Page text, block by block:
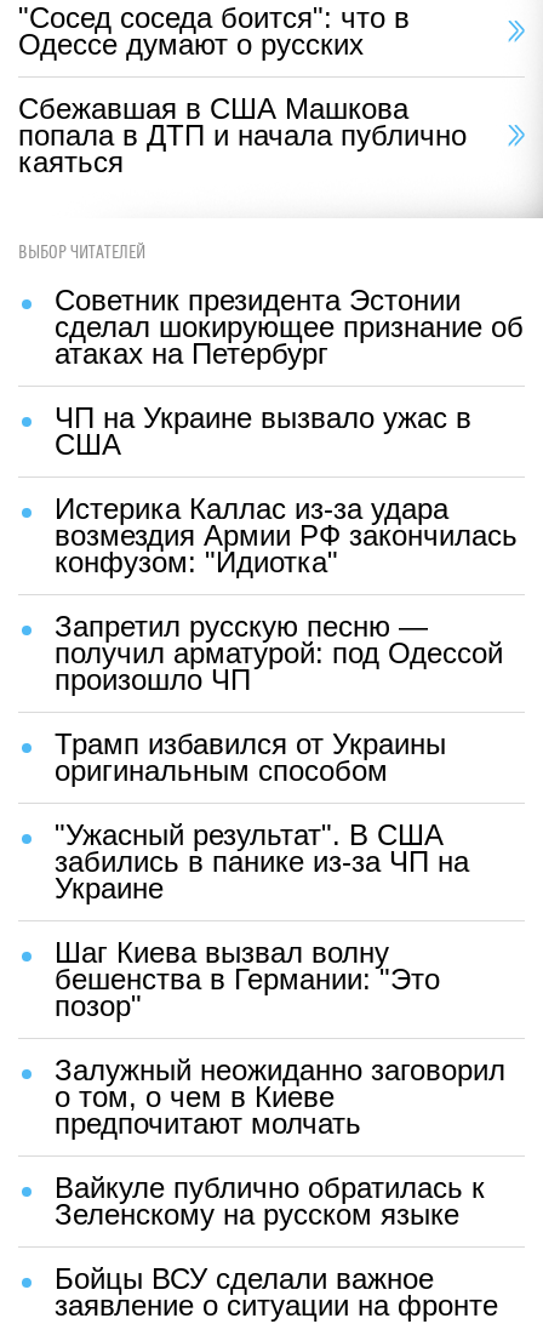
"Сосед соседа боится": что в
Одессе думают о русских
Сбежавшая в США Машкова
попала в ДТП и начала публично
каяться
ВЫБОР ЧИТАТЕЛЕЙ
Советник президента Эстонии
сделал шокирующее признание об
атаках на Петербург
ЧП на Украине вызвало ужас в
США
Истерика Каллас из-за удара
возмездия Армии РФ закончилась
конфузом: "Идиотка"
Запретил русскую песню —
получил арматурой: под Одессой
произошло ЧП
Трамп избавился от Украины
оригинальным способом
"Ужасный результат". В США
забились в панике из-за ЧП на
Украине
Шаг Киева вызвал волну
бешенства в Германии: "Это
позор"
Залужный неожиданно заговорил
о том, о чем в Киеве
предпочитают молчать
Вайкуле публично обратилась к
Зеленскому на русском языке
Бойцы ВСУ сделали важное
заявление о ситуации на фронте